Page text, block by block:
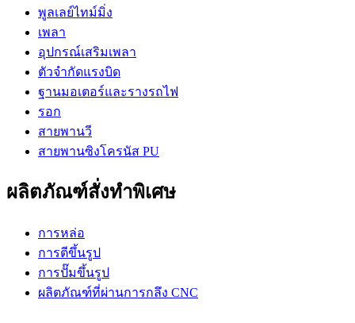
พูลเลย์ไทม์มิ่ง
เพลา
อุปกรณ์เสริมเพลา
ตัวจำกัดแรงบิด
ฐานมอเตอร์และรางรถไฟ
รอก
สายพานวี
สายพานซิงโครนัส PU
ผลิตภัณฑ์สั่งทำพิเศษ
การหล่อ
การตีขึ้นรูป
การปั๊มขึ้นรูป
ผลิตภัณฑ์ที่ผ่านการกลึง CNC